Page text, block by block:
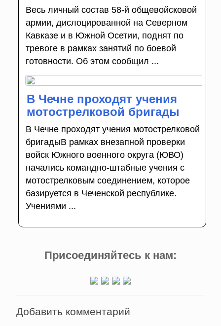
Весь личный состав 58-й общевойсковой
армии, дислоцированной на Северном
Кавказе и в Южной Осетии, поднят по
тревоге в рамках занятий по боевой
готовности. Об этом сообщил ...
В Чечне проходят учения
мотострелковой бригады
В Чечне проходят учения мотострелковой
бригадыВ рамках внезапной проверки
войск Южного военного округа (ЮВО)
начались командно-штабные учения с
мотострелковым соединением, которое
базируется в Чеченской республике.
Учениями ...
Присоединяйтесь к нам:
Добавить комментарий